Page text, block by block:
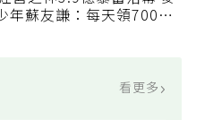
營之神3.9億暴富落幕 麥